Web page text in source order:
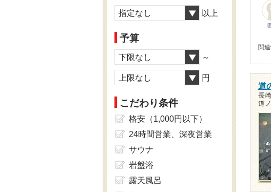
関
道
長
道
指定なし 以上
予算
下限なし ～
上限なし 円
こだわり条件
格安（1,000円以下）
24時間営業、深夜営業
サウナ
岩盤浴
露天風呂